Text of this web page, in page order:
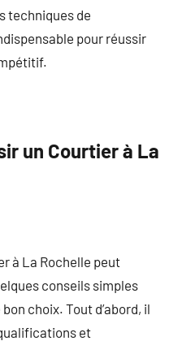
techniques de
pour réussir
un Courtier à La
à La Rochelle peut
conseils simples
choix. Tout d’abord, il
et